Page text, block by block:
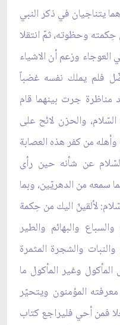
يتناجيان في ذكر النبي
وحظوته، ثمّ انتقلا
العوجاء وزعم أن الاشياء
فلم يملك نفسه غضباً
مناظرة جرت بينهما قام
والحزن لائح على
وأهله من كفر هذه العصابة
عن شأنه حين رأى
سمعه من الدهريّين، وبما
لألقينّ اليك من حِكمة
والبهائم والطير
والشجرة المثمرة
وغير المأكول ما
المؤمنون ويتحيّر
فمن أحي فليراجع كتاب